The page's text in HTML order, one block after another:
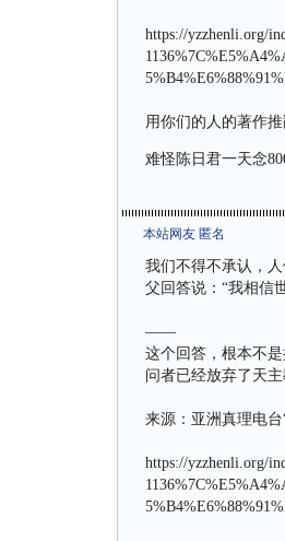
https://yzzhenli.org/
用你们的人的著作
难怪陈日君一天念
本站网友 匿名
我们不得不承认，
父回答说：“我相信
——
这个回答，根本不
问者已经放弃了天
来源：亚洲真理电
https://yzzhenli.org/